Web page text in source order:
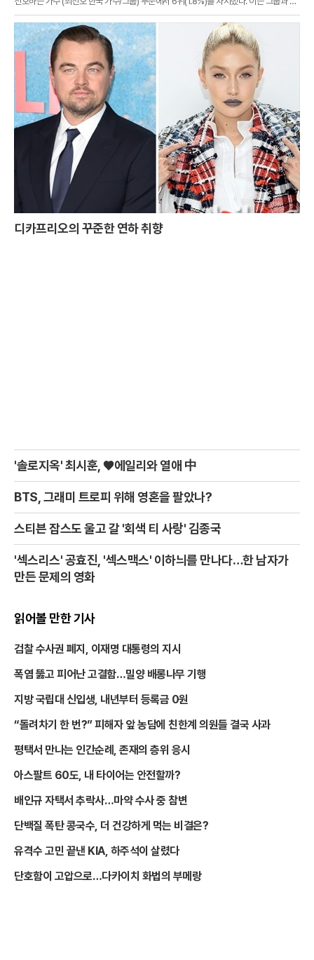
로 가수를 모두 포함한 순위로, 정국이 군 복무 중임에도 불구하고 여전히 막강한 글로벌
인기를 자랑하고 있음을 보여준다.정국은 2023년 말 군 복무를 시작했음에도 불구하고,
전년도 조사인 '2024년 해외 한류 실태조사'(2023년 기준)에서도 4위에 오르며 2년 연
속 톱 10에 이름을 올렸다. 특히 군 복무 중에도 상위권을 유지한 점은 그의 지속적인 영향
력과 팬들의 변함없는 지지를 증명하는 대목이다.대륙별로 살펴보면, 정국은 중동과 아프
리카에서 각각 3위(3.2%), 3위(4.1%)를 기록하며 최상위권에 올랐다. 유럽에서도 202
3년과 동일한 5위(1.6%)를 차지하며 탄탄한 글로벌 팬층을 확인시켰다. 이 외에도 그는
2023년 미주 지역에서 4위를 기록한 바 있어, 전 세계적으로 고른 인기를 누리고 있다.
정국의 음악적 성과도 그의 글로벌 인기에 큰 영향을 미쳤다. 지난해 6월 발매된 디지털
싱글이자 자작곡인 'Never Let Go'(네버 렛 고)는 96개국 아이튠즈 톱 송 차트에서 1위
를 차지하며 큰 화제를 모았다. 이 곡은 '연간 한류 주요 이슈'로 꼽히며 정국의 음악적 역
량을 다시 한번 입증했다.정국의 이러한 성과는 군 복무 중에도 이어지고 있으며, 그의 글
로벌 팬덤은 날로 커지고 있다. 방탄소년단 활동과 솔로 아티스트로서의 행보가 모두 주목
받는 가운데, 정국은 오는 6월 11일 육군 만기 제대를 앞두고 있다.군 복무 중에도 꾸준한
사랑을 받고 있는 정국의 향후 활동과 글로벌 무대에서의 활약이 더욱 기대된다.
디카프리오의 꾸준한 연하 취향
'솔로지옥' 최시훈, ♥에일리와 열애 中
BTS, 그래미 트로피 위해 영혼을 팔았나?
스티븐 잡스도 울고 갈 '회색 티 사랑' 김종국
'섹스리스' 공효진, '섹스맥스' 이하늬를 만나다…한 남자가
만든 문제의 영화
읽어볼 만한 기사
검찰 수사권 폐지, 이재명 대통령의 지시
폭염 뚫고 피어난 고결함…밀양 배롱나무 기행
지방 국립대 신입생, 내년부터 등록금 0원
“돌려차기 한 번?” 피해자 앞 농담에 친한계 의원들 결국 사과
평택서 만나는 인간순례, 존재의 층위 응시
아스팔트 60도, 내 타이어는 안전할까?
배인규 자택서 추락사…마약 수사 중 참변
단백질 폭탄 콩국수, 더 건강하게 먹는 비결은?
유격수 고민 끝낸 KIA, 하주석이 살렸다
단호함이 고압으로…다카이치 화법의 부메랑